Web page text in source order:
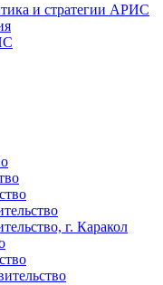
и стратегии АРИС
г. Каракол